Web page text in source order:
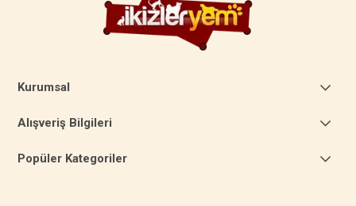
Kurumsal
Alışveriş Bilgileri
Popüler Kategoriler